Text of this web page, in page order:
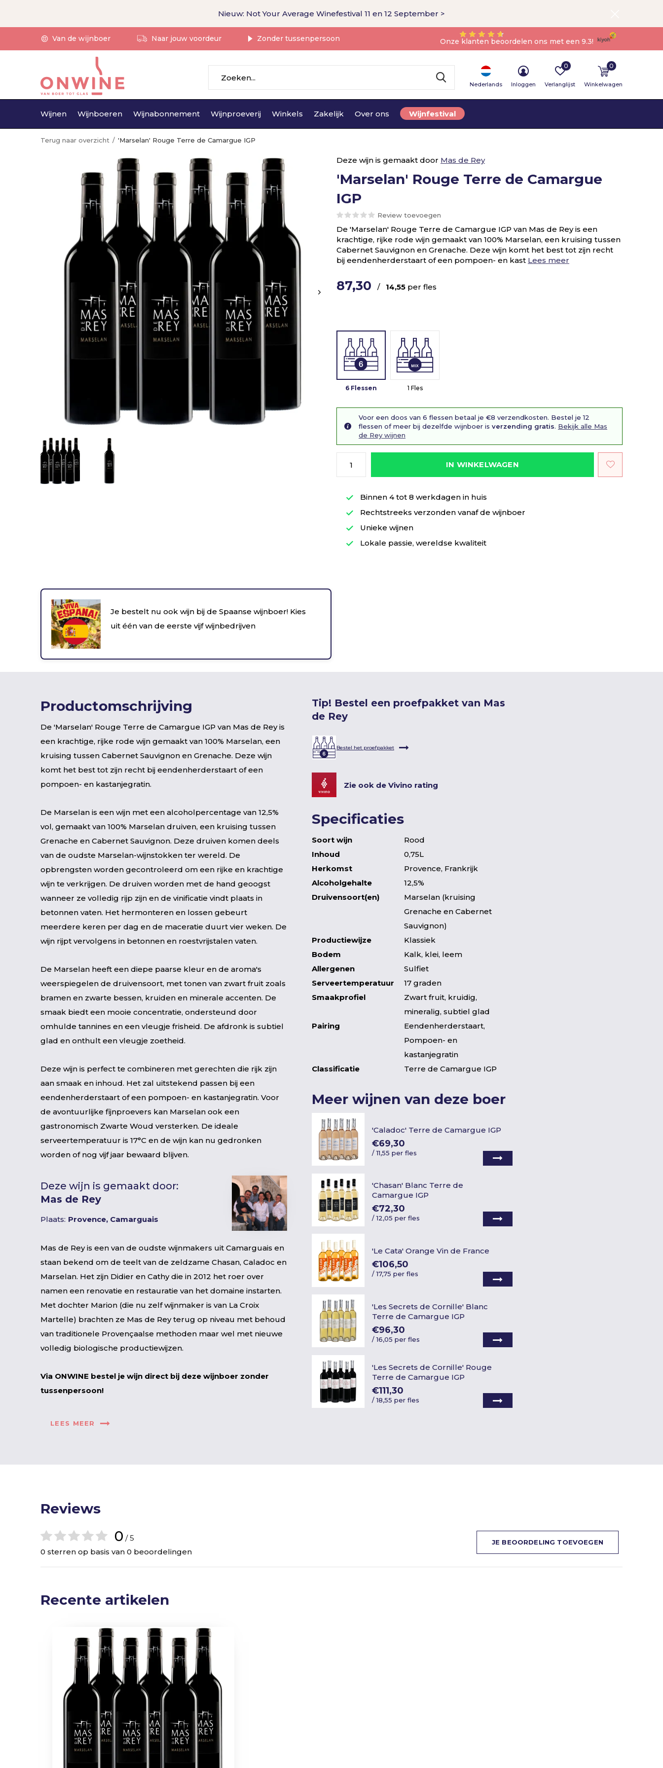
Wijnen Wijnboeren Wijnabonnement Wijnproeverij Winkels Zakelijk Over ons Wijnfestival
Nederlands Inloggen Verlanglijst
0
Winkelwagen
0
Van de wijnboer Naar jouw voordeur Zonder tussenpersoon Onze klanten beoordelen ons met een 9.3!
Nieuw: Not Your Average Winefestival 11 en 12 September >
Terug naar overzicht 'Marselan' Rouge Terre de Camargue IGP
Deze wijn is gemaakt door Mas de Rey
'Marselan' Rouge Terre de Camargue
IGP
Review toevoegen
De 'Marselan' Rouge Terre de Camargue IGP van Mas de Rey is een
krachtige, rijke rode wijn gemaakt van 100% Marselan, een kruising tussen
Cabernet Sauvignon en Grenache. Deze wijn komt het best tot zijn recht
bij eendenherderstaart of een pompoen- en kast Lees meer
87,30 / 14,55 per fles
6 Flessen 1 Fles
Voor een doos van 6 flessen betaal je €8 verzendkosten. Bestel je 12
flessen of meer bij dezelfde wijnboer is verzending gratis. Bekijk alle Mas
de Rey wijnen
IN WINKELWAGEN
Binnen 4 tot 8 werkdagen in huis
Rechtstreeks verzonden vanaf de wijnboer
Unieke wijnen
Lokale passie, wereldse kwaliteit
Je bestelt nu ook wijn bij de Spaanse wijnboer! Kies
uit één van de eerste vijf wijnbedrijven
Productomschrijving
De 'Marselan' Rouge Terre de Camargue IGP van Mas de Rey is
een krachtige, rijke rode wijn gemaakt van 100% Marselan, een
kruising tussen Cabernet Sauvignon en Grenache. Deze wijn
komt het best tot zijn recht bij eendenherderstaart of een
pompoen- en kastanjegratin.
De Marselan is een wijn met een alcoholpercentage van 12,5%
vol, gemaakt van 100% Marselan druiven, een kruising tussen
Grenache en Cabernet Sauvignon. Deze druiven komen deels
van de oudste Marselan-wijnstokken ter wereld. De
opbrengsten worden gecontroleerd om een rijke en krachtige
wijn te verkrijgen. De druiven worden met de hand geoogst
wanneer ze volledig rijp zijn en de vinificatie vindt plaats in
betonnen vaten. Het hermonteren en lossen gebeurt
meerdere keren per dag en de maceratie duurt vier weken. De
wijn rijpt vervolgens in betonnen en roestvrijstalen vaten.
De Marselan heeft een diepe paarse kleur en de aroma's
weerspiegelen de druivensoort, met tonen van zwart fruit zoals
bramen en zwarte bessen, kruiden en minerale accenten. De
smaak biedt een mooie concentratie, ondersteund door
omhulde tannines en een vleugje frisheid. De afdronk is subtiel
glad en onthult een vleugje zoetheid.
Deze wijn is perfect te combineren met gerechten die rijk zijn
aan smaak en inhoud. Het zal uitstekend passen bij een
eendenherderstaart of een pompoen- en kastanjegratin. Voor
de avontuurlijke fijnproevers kan Marselan ook een
gastronomisch Zwarte Woud versterken. De ideale
serveertemperatuur is 17°C en de wijn kan nu gedronken
worden of nog vijf jaar bewaard blijven.
Deze wijn is gemaakt door:
Mas de Rey
Plaats: Provence, Camarguais
Mas de Rey is een van de oudste wijnmakers uit Camarguais en
staan bekend om de teelt van de zeldzame Chasan, Caladoc en
Marselan. Het zijn Didier en Cathy die in 2012 het roer over
namen een renovatie en restauratie van het domaine instarten.
Met dochter Marion (die nu zelf wijnmaker is van La Croix
Martelle) brachten ze Mas de Rey terug op niveau met behoud
van traditionele Provençaalse methoden maar wel met nieuwe
volledig biologische productiewijzen.
Via ONWINE bestel je wijn direct bij deze wijnboer zonder
tussenpersoon!
LEES MEER
Tip! Bestel een proefpakket van Mas
de Rey
Bestel het proefpakket
Zie ook de Vivino rating
Specificaties
Soort wijn
Rood
Inhoud
0,75L
Herkomst
Provence, Frankrijk
Alcoholgehalte
12,5%
Druivensoort(en)
Marselan (kruising
Grenache en Cabernet
Sauvignon)
Productiewijze
Klassiek
Bodem
Kalk, klei, leem
Allergenen
Sulfiet
Serveertemperatuur
17 graden
Smaakprofiel
Zwart fruit, kruidig,
mineralig, subtiel glad
Pairing
Eendenherderstaart,
Pompoen- en
kastanjegratin
Classificatie
Terre de Camargue IGP
Meer wijnen van deze boer
'Caladoc' Terre de Camargue IGP
€69,30
/11,55 per fles
'Chasan' Blanc Terre de
Camargue IGP
€72,30
/12,05 per fles
'Le Cata' Orange Vin de France
€106,50
/17,75 per fles
'Les Secrets de Cornille' Blanc
Terre de Camargue IGP
€96,30
/16,05 per fles
'Les Secrets de Cornille' Rouge
Terre de Camargue IGP
€111,30
/18,55 per fles
Reviews
0 / 5
0 sterren op basis van 0 beoordelingen
JE BEOORDELING TOEVOEGEN
Recente artikelen